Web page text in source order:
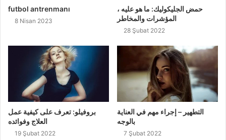
futbol antrenmanı
8 Nisan 2023
حمض الجليكوليك: ما هو عليه ،
المؤشرات والمخاطر
28 Şubat 2022
بروفيلو: تعرف على كيفية عمل
العلاج وفوائده
19 Şubat 2022
التطهير – إجراء مهم في العناية
بالوجه
7 Şubat 2022